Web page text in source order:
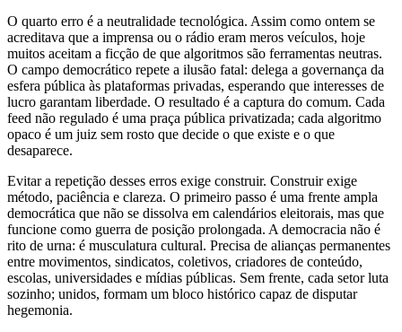
O quarto erro é a neutralidade tecnológica. Assim como ontem se
acreditava que a imprensa ou o rádio eram meros veículos, hoje
muitos aceitam a ficção de que algoritmos são ferramentas neutras.
O campo democrático repete a ilusão fatal: delega a governança da
esfera pública às plataformas privadas, esperando que interesses de
lucro garantam liberdade. O resultado é a captura do comum. Cada
feed não regulado é uma praça pública privatizada; cada algoritmo
opaco é um juiz sem rosto que decide o que existe e o que
desaparece.
Evitar a repetição desses erros exige construir. Construir exige
método, paciência e clareza. O primeiro passo é uma frente ampla
democrática que não se dissolva em calendários eleitorais, mas que
funcione como guerra de posição prolongada. A democracia não é
rito de urna: é musculatura cultural. Precisa de alianças permanentes
entre movimentos, sindicatos, coletivos, criadores de conteúdo,
escolas, universidades e mídias públicas. Sem frente, cada setor luta
sozinho; unidos, formam um bloco histórico capaz de disputar
hegemonia.